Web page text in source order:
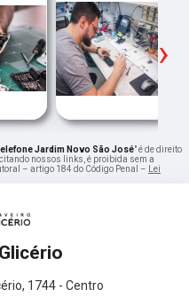
›
Jardim Novo São José" é de direito
nossos links, é proibida sem a
– artigo 184 do Código Penal –
Lei
1744 - Centro